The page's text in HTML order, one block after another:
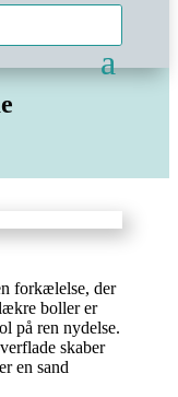
forkælelse, der
boller er
på ren nydelse.
skaber
en sand